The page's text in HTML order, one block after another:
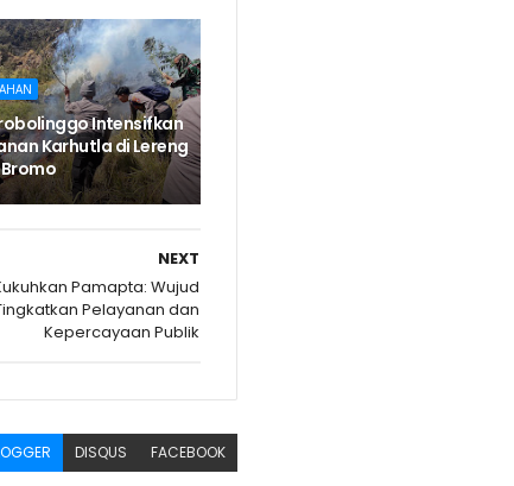
Intensifkan
Karhutla di Lereng
NEXT
Pamapta: Wujud
Pelayanan dan
Kepercayaan Publik
DISQUS FACEBOOK